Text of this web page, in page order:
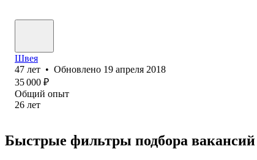
Швея
47 лет • Обновлено 19 апреля 2018
35 000 ₽
Общий опыт
26 лет
Быстрые фильтры подбора вакансий